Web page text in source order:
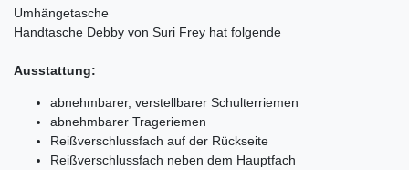
Umhängetasche
Handtasche Debby von Suri Frey hat folgende
Ausstattung:
abnehmbarer, verstellbarer Schulterriemen
abnehmbarer Trageriemen
Reißverschlussfach auf der Rückseite
Reißverschlussfach neben dem Hauptfach